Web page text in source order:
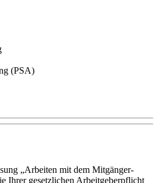
(PSA)
„Arbeiten mit dem Mitgänger-
Ihrer gesetzlichen Arbeitgeberpflicht